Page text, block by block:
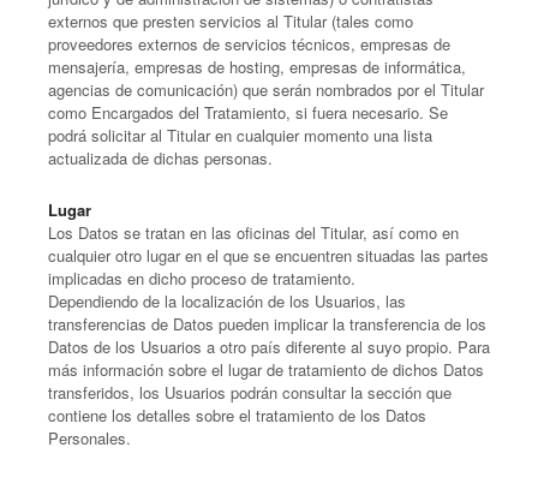
externos que presten servicios al Titular (tales como
proveedores externos de servicios técnicos, empresas de
mensajería, empresas de hosting, empresas de informática,
agencias de comunicación) que serán nombrados por el Titular
como Encargados del Tratamiento, si fuera necesario. Se
podrá solicitar al Titular en cualquier momento una lista
actualizada de dichas personas.
Lugar
Los Datos se tratan en las oficinas del Titular, así como en
cualquier otro lugar en el que se encuentren situadas las partes
implicadas en dicho proceso de tratamiento.
Dependiendo de la localización de los Usuarios, las
transferencias de Datos pueden implicar la transferencia de los
Datos de los Usuarios a otro país diferente al suyo propio. Para
más información sobre el lugar de tratamiento de dichos Datos
transferidos, los Usuarios podrán consultar la sección que
contiene los detalles sobre el tratamiento de los Datos
Personales.